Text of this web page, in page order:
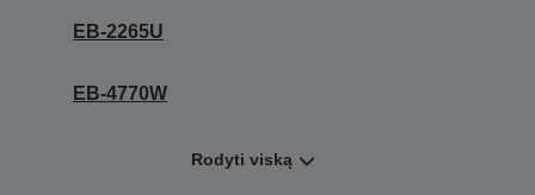
EB-2265U
EB-4770W
Rodyti viską